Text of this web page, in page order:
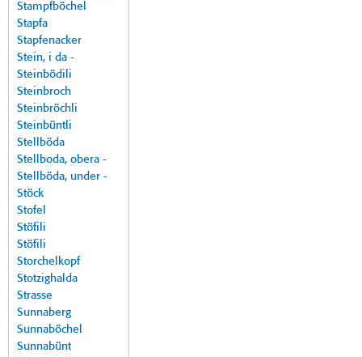
Stampfböchel
Stapfa
Stapfenacker
Stein, i da -
Steinbödili
Steinbroch
Steinbröchli
Steinbüntli
Stellböda
Stellboda, obera -
Stellböda, under -
Stöck
Stofel
Stöfili
Stöfili
Storchelkopf
Stotzighalda
Strasse
Sunnaberg
Sunnaböchel
Sunnabünt